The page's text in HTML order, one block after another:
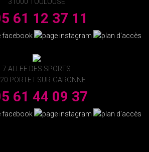
61 12 37 11
7 ALLEE DES SPORTS
PORTET-SUR-GARONNE
61 44 09 37